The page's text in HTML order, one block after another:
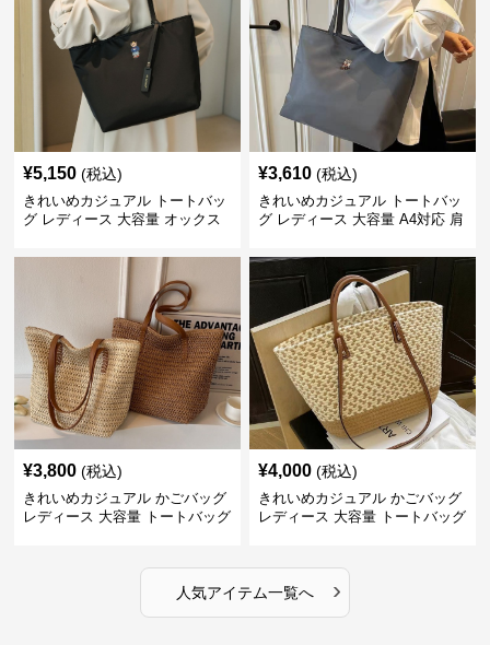
¥5,150 (税込)
きれいめカジュアル トートバッ
グ レディース 大容量 オックス
繍デザイン 肩掛け おしゃれ
¥3,610 (税込)
きれいめカジュアル トートバッ
グ レディース 大容量 A4対応 肩
¥3,800 (税込)
きれいめカジュアル かごバッグ
レディース 大容量 トートバッグ
¥4,000 (税込)
きれいめカジュアル かごバッグ
レディース 大容量 トートバッグ
人気アイテム一覧へ ›